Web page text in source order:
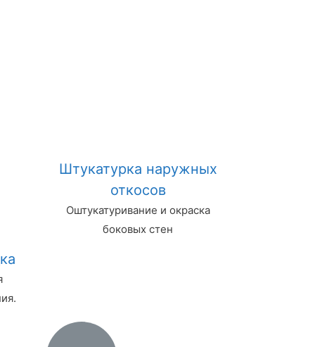
Штукатурка наружных
откосов
Оштукатуривание и окраска
боковых стен